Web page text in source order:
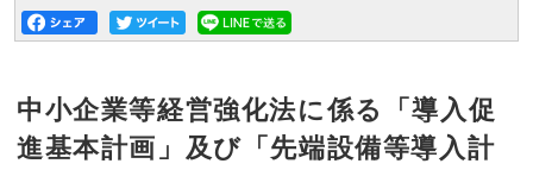
中小企業等経営強化法に係る「導入促
進基本計画」及び「先端設備等導入計